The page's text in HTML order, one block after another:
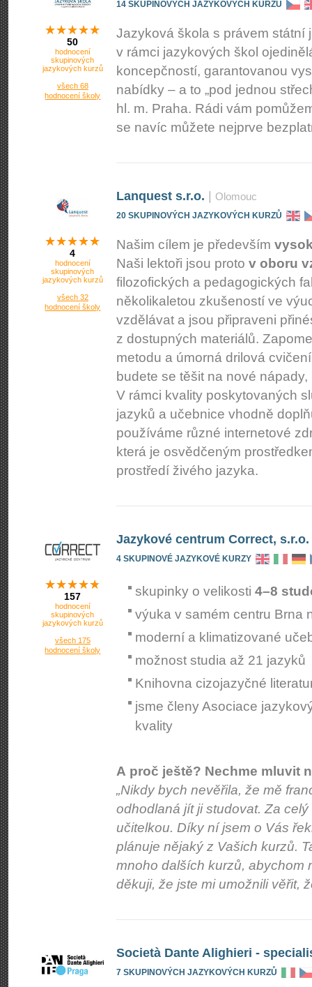
14 SKUPINOVÝCH JAZYKOVÝCH KURZŮ
50
hodnocení
skupinových
jazykových kurzů
všech 68
hodnocení školy
Jazyková škola s právem státní
v rámci jazykových škol
koncepčností, garantovanou
nabídky – a to „pod jednou
hl. m. Praha. Rádi vám
se navíc můžete nejprve
Lanquest s.r.o. Olomouc
20 SKUPINOVÝCH JAZYKOVÝCH KURZŮ
4
hodnocení
skupinových
jazykových kurzů
všech 32
hodnocení školy
Našim cílem je především
Naši lektoři jsou proto v oboru
filozofických a pedagogických
několikaletou zkušeností ve
vzdělávat a jsou připraveni
z dostupných materiálů.
metodu a úmorná drilová
budete se těšit na nové
V rámci kvality poskytovaných
jazyků a učebnice vhodně
používáme různé internetové
která je osvědčeným
prostředí živého jazyka.
Jazykové centrum Correct, s.r.o.
4 SKUPINOVÉ JAZYKOVÉ KURZY
157
hodnocení
skupinových
jazykových kurzů
všech 175
hodnocení školy
skupinky o velikosti 4–8
výuka v samém centru Brna
moderní a klimatizované
možnost studia až 21 jazyků
Knihovna cizojazyčné
jsme členy Asociace
kvality
A proč ještě? Nechme mluvit
„Nikdy bych nevěřila, že mě
odhodlaná jít ji studovat. Za
učitelkou. Díky ní jsem o Vás
plánuje nějaký z Vašich kurzů.
mnoho dalších kurzů, abychom
děkuji, že jste mi umožnili věřit,
Società Dante Alighieri -
7 SKUPINOVÝCH JAZYKOVÝCH KURZŮ